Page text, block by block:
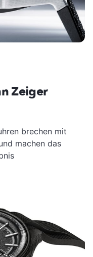
Zeiger
brechen mit
machen das